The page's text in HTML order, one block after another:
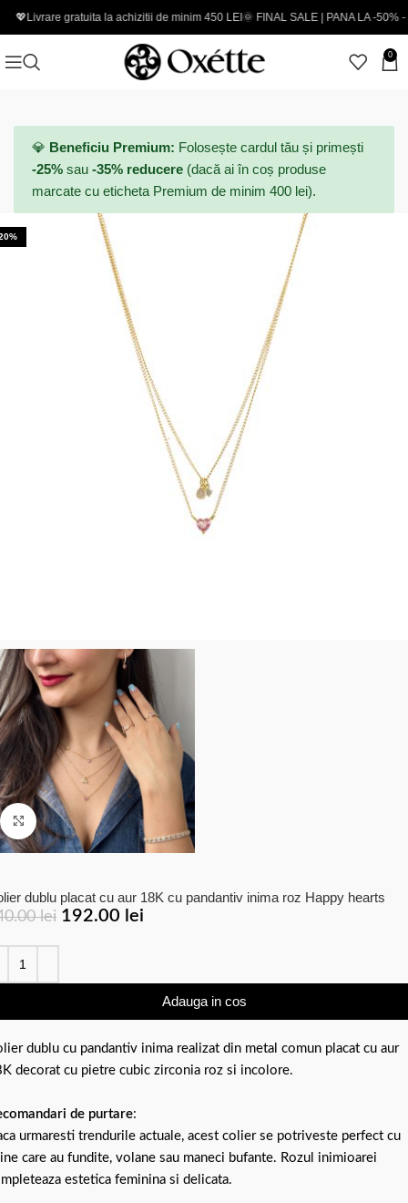
gratuita la achizitii de minim 450 LEI🌞 FINAL SALE | PANA LA -50% - Coduri
0
💎 Beneficiu Premium: Folosește cardul tău și primești
-25% sau -35% reducere (dacă ai în coș produse
marcate cu eticheta Premium de minim 400 lei).
Click to enlarge
dublu placat cu aur 18K cu pandantiv inima roz Happy hearts
lei 192.00 lei
Adauga in cos
dublu cu pandantiv inima realizat din metal comun placat cu aur
decorat cu pietre cubic zirconia roz si incolore.
de purtare:
urmaresti trendurile actuale, acest colier se potriveste perfect cu
care au fundite, volane sau maneci bufante. Rozul inimioarei
estetica feminina si delicata.